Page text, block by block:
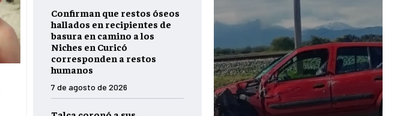
Confirman que restos óseos
hallados en recipientes de
basura en camino a los
Niches en Curicó
corresponden a restos
humanos
7 de agosto de 2026